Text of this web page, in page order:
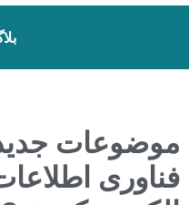
موضوعات جدید
فناوری